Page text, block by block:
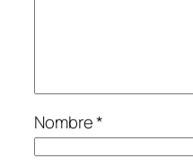
Nombre*